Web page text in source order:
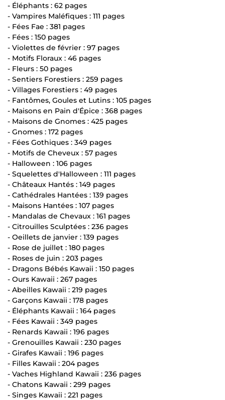
- Éléphants : 62 pages
- Vampires Maléfiques : 111 pages
- Fées Fae : 381 pages
- Fées : 150 pages
- Violettes de février : 97 pages
- Motifs Floraux : 46 pages
- Fleurs : 50 pages
- Sentiers Forestiers : 259 pages
- Villages Forestiers : 49 pages
- Fantômes, Goules et Lutins : 105 pages
- Maisons en Pain d'Épice : 368 pages
- Maisons de Gnomes : 425 pages
- Gnomes : 172 pages
- Fées Gothiques : 349 pages
- Motifs de Cheveux : 57 pages
- Halloween : 106 pages
- Squelettes d'Halloween : 111 pages
- Châteaux Hantés : 149 pages
- Cathédrales Hantées : 139 pages
- Maisons Hantées : 107 pages
- Mandalas de Chevaux : 161 pages
- Citrouilles Sculptées : 236 pages
- Oeillets de janvier : 139 pages
- Rose de juillet : 180 pages
- Roses de juin : 203 pages
- Dragons Bébés Kawaii : 150 pages
- Ours Kawaii : 267 pages
- Abeilles Kawaii : 219 pages
- Garçons Kawaii : 178 pages
- Éléphants Kawaii : 164 pages
- Fées Kawaii : 349 pages
- Renards Kawaii : 196 pages
- Grenouilles Kawaii : 230 pages
- Girafes Kawaii : 196 pages
- Filles Kawaii : 204 pages
- Vaches Highland Kawaii : 236 pages
- Chatons Kawaii : 299 pages
- Singes Kawaii : 221 pages